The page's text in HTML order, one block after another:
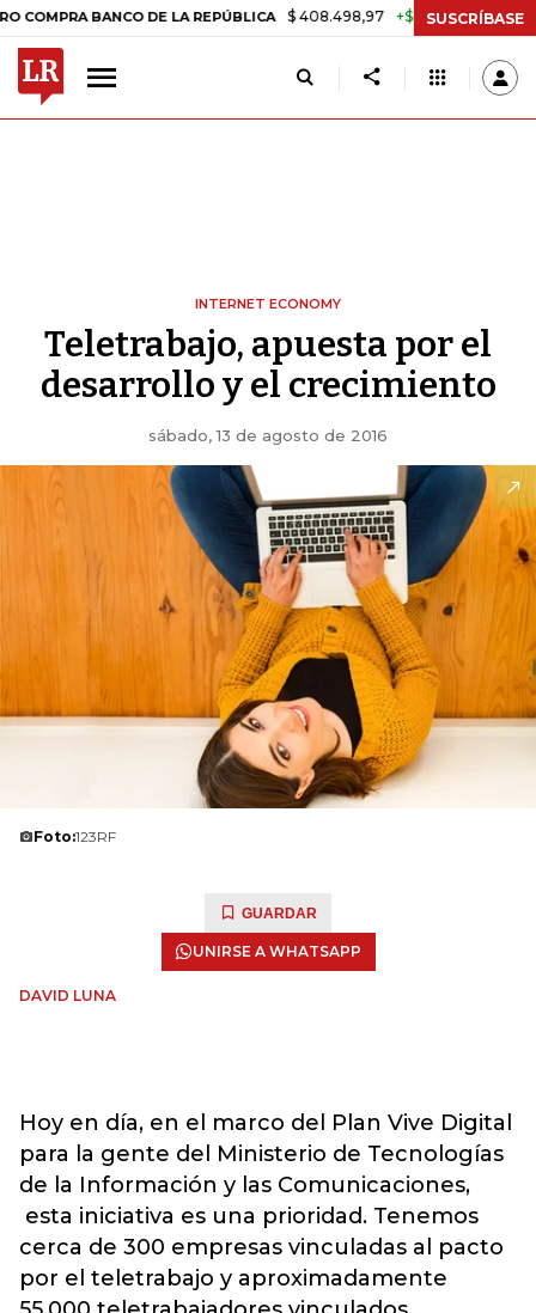
BANCO DE LA REPÚBLICA $ 408.498,97 +$ 8.753,81 +2,19%
SUSCRÍBASE
INTERNET ECONOMY
Teletrabajo, apuesta por el
desarrollo y el crecimiento
sábado, 13 de agosto de 2016
Foto:123RF
GUARDAR
UNIRSE A WHATSAPP
DAVID LUNA
Hoy en día, en el marco del Plan Vive Digital
para la gente del Ministerio de Tecnologías
de la Información y las Comunicaciones,
esta iniciativa es una prioridad. Tenemos
cerca de 300 empresas vinculadas al pacto
por el teletrabajo y aproximadamente